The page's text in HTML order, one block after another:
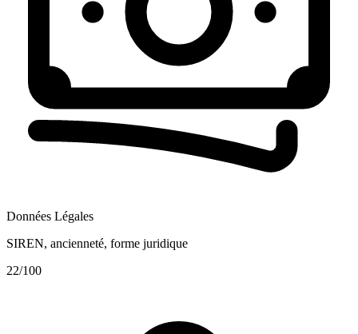
Données Légales
SIREN, ancienneté, forme juridique
22/100